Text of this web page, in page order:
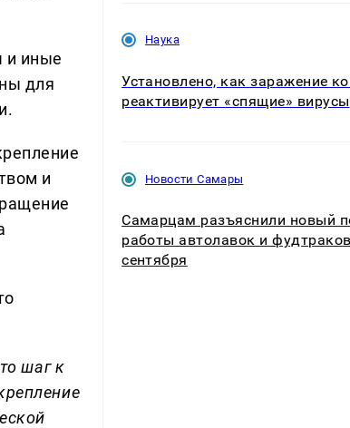
и иные
для
и
шаг к
Наука
Установлено, как заражение
реактивирует «спящие» вирусы
Новости Самары
Самарцам разъяснили новый
работы автолавок и
сентября